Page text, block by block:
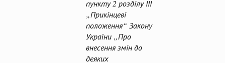
пункту 2 розділу ІІІ
„Прикінцеві
положення“ Закону
України „Про
внесення змін до
деяких